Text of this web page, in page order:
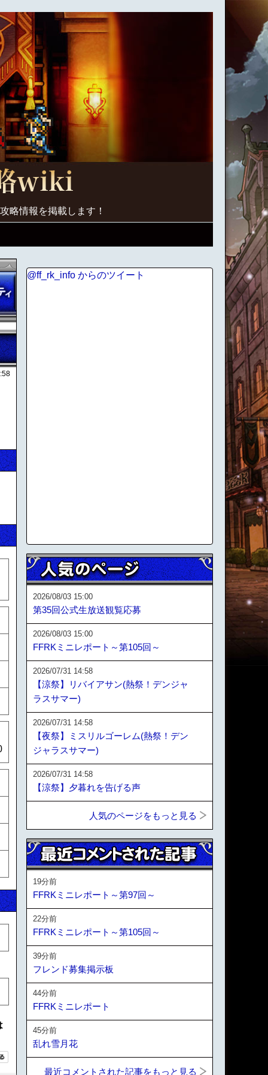
略情報を掲載します！
@ff_rk_info からのツイート
2026/08/03 15:00
第35回公式生放送観覧応募
2026/08/03 15:00
FFRKミニレポート～第105回～
2026/07/31 14:58
【涼祭】リバイアサン(熱祭！デンジャ
ラスサマー)
2026/07/31 14:58
【夜祭】ミスリルゴーレム(熱祭！デン
ジャラスサマー)
2026/07/31 14:58
【涼祭】夕暮れを告げる声
人気のページをもっと見る
19分前
FFRKミニレポート～第97回～
22分前
FFRKミニレポート～第105回～
39分前
フレンド募集掲示板
44分前
FFRKミニレポート
45分前
乱れ雪月花
最近コメントされた記事をもっと見る